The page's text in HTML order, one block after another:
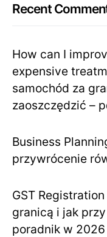
Recent
How can I
expensive
samochód za
zaoszczędzić –
Business
przywrócenie
GST Registration
granicą i jak
poradnik w 2026